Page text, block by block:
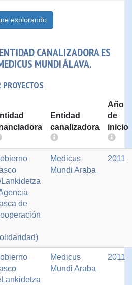
explorando
CANALIZADORA ES
MUNDI ÁLAVA.
PROYECTOS
Entidad
canalizadora
Año
de
inicio
de
Medicus
Mundi Araba
2011
Medicus
Mundi Araba
2011